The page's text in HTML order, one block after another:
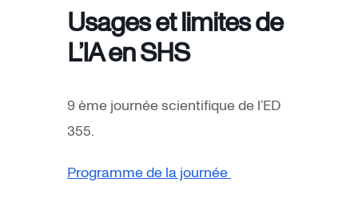
Usages et limites de
L’IA en SHS
9 ème journée scientifique de l’ED
355.
Programme de la journée